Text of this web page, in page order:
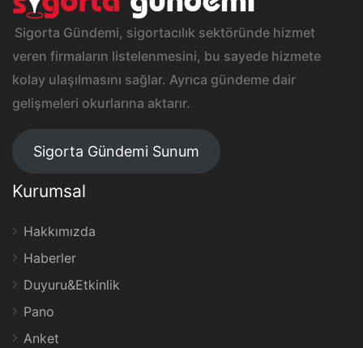
Sigorta Gündemi, sigortacılık sektöründe hizmet
veren firmaların listelenmesini, bu sayede hizmete
kolay ulaşılmasını sağlar. Ayrıca gündeme dair
gelişmeleri okurlarına aktarır.
Sigorta Gündemi Sunum
Kurumsal
Hakkımızda
Haberler
Duyuru&Etkinlik
Pano
Anket